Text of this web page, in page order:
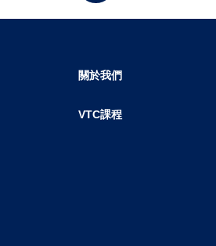
關於我們
VTC課程